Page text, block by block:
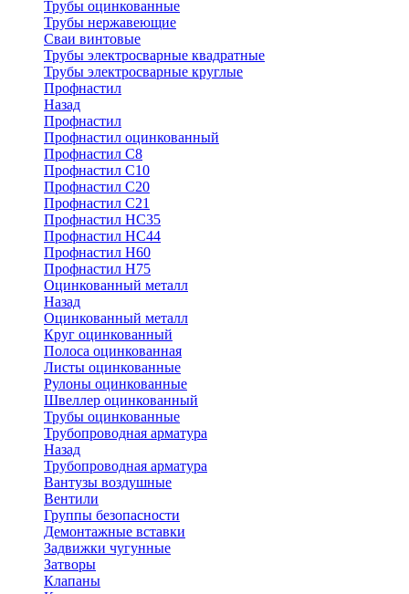
Трубы оцинкованные
Трубы нержавеющие
Сваи винтовые
Трубы электросварные квадратные
Трубы электросварные круглые
Профнастил
Назад
Профнастил
Профнастил оцинкованный
Профнастил С8
Профнастил С10
Профнастил С20
Профнастил С21
Профнастил НС35
Профнастил НС44
Профнастил Н60
Профнастил Н75
Оцинкованный металл
Назад
Оцинкованный металл
Круг оцинкованный
Полоса оцинкованная
Листы оцинкованные
Рулоны оцинкованные
Швеллер оцинкованный
Трубы оцинкованные
Трубопроводная арматура
Назад
Трубопроводная арматура
Вантузы воздушные
Вентили
Группы безопасности
Демонтажные вставки
Задвижки чугунные
Затворы
Клапаны